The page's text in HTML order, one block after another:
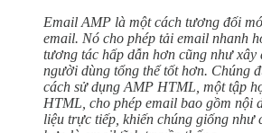
Email AMP là một cách tương đối
email. Nó cho phép tải email nhanh
tương tác hấp dẫn hơn cũng như xây
người dùng tổng thể tốt hơn. Chúng
cách sử dụng AMP HTML, một tập
HTML, cho phép email bao gồm nội
liệu trực tiếp, khiến chúng giống như